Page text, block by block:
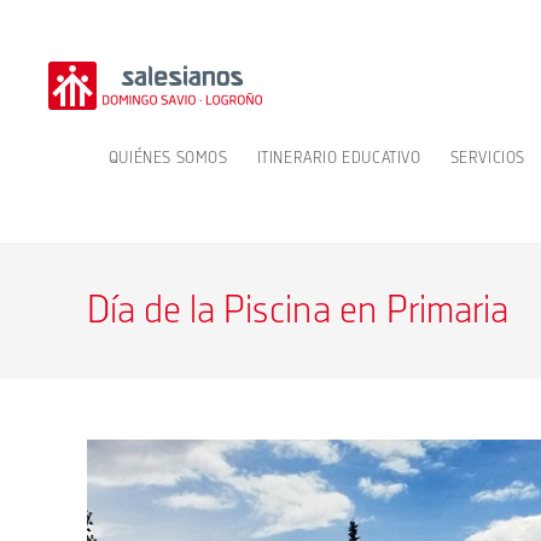
contenido
QUIÉNES SOMOS ITINERARIO EDUCATIVO SERVICIOS
Día de la Piscina en Primaria